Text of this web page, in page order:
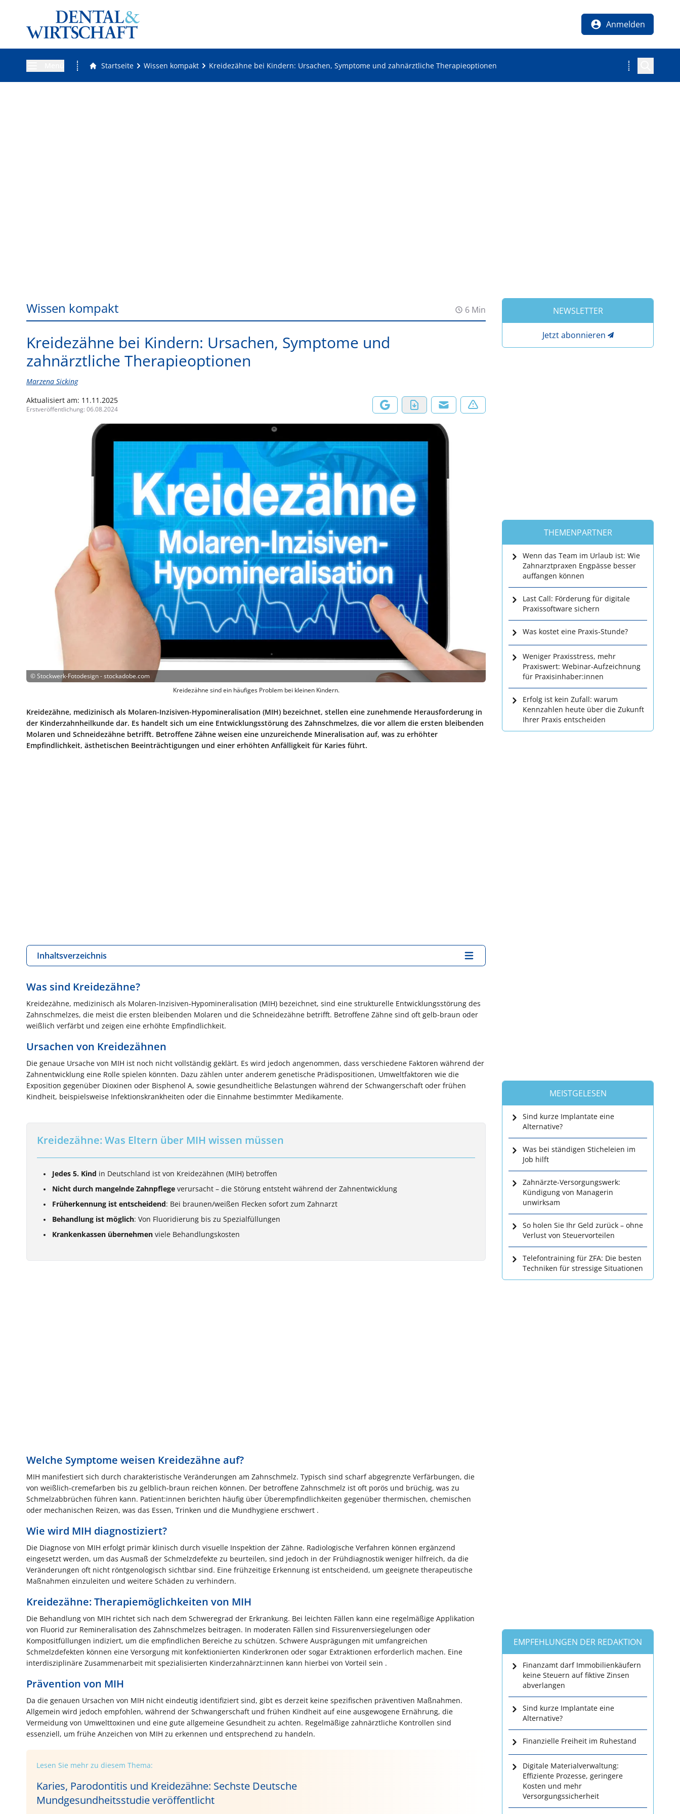
Anmelden
Startseite Wissen kompakt Kreidezähne bei Kindern: Ursachen, Symptome und zahnärztliche Therapieoptionen
Wissen kompakt 6 Min
Kreidezähne bei Kindern: Ursachen, Symptome und
zahnärztliche Therapieoptionen
Marzena Sicking
Aktualisiert am: 11.11.2025
Erstveröffentlichung: 06.08.2024
©Stockwerk-Fotodesign - stockadobe.com
Kreidezähne sind ein häufiges Problem bei kleinen Kindern.
Kreidezähne, medizinisch als Molaren-Inzisiven-Hypomineralisation (MIH) bezeichnet, stellen eine zunehmende Herausforderung in
der Kinderzahnheilkunde dar. Es handelt sich um eine Entwicklungsstörung des Zahnschmelzes, die vor allem die ersten bleibenden
Molaren und Schneidezähne betrifft. Betroffene Zähne weisen eine unzureichende Mineralisation auf, was zu erhöhter
Empfindlichkeit, ästhetischen Beeinträchtigungen und einer erhöhten Anfälligkeit für Karies führt.​
Inhaltsverzeichnis
Was sind Kreidezähne?
Kreidezähne, medizinisch als Molaren-Inzisiven-Hypomineralisation (MIH) bezeichnet, sind eine strukturelle Entwicklungsstörung des
Zahnschmelzes, die meist die ersten bleibenden Molaren und die Schneidezähne betrifft. Betroffene Zähne sind oft gelb-braun oder
weißlich verfärbt und zeigen eine erhöhte Empfindlichkeit.
Ursachen von Kreidezähnen
Die genaue Ursache von MIH ist noch nicht vollständig geklärt. Es wird jedoch angenommen, dass verschiedene Faktoren während der
Zahnentwicklung eine Rolle spielen könnten. Dazu zählen unter anderem genetische Prädispositionen, Umweltfaktoren wie die
Exposition gegenüber Dioxinen oder Bisphenol A, sowie gesundheitliche Belastungen während der Schwangerschaft oder frühen
Kindheit, beispielsweise Infektionskrankheiten oder die Einnahme bestimmter Medikamente.​
Kreidezähne: Was Eltern über MIH wissen müssen
Jedes 5. Kind in Deutschland ist von Kreidezähnen (MIH) betroffen
Nicht durch mangelnde Zahnpflege verursacht – die Störung entsteht während der Zahnentwicklung
Früherkennung ist entscheidend: Bei braunen/weißen Flecken sofort zum Zahnarzt
Behandlung ist möglich: Von Fluoridierung bis zu Spezialfüllungen
Krankenkassen übernehmen viele Behandlungskosten
Welche Symptome weisen Kreidezähne auf?
MIH manifestiert sich durch charakteristische Veränderungen am Zahnschmelz. Typisch sind scharf abgegrenzte Verfärbungen, die
von weißlich-cremefarben bis zu gelblich-braun reichen können. Der betroffene Zahnschmelz ist oft porös und brüchig, was zu
Schmelzabbrüchen führen kann. Patient:innen berichten häufig über Überempfindlichkeiten gegenüber thermischen, chemischen
oder mechanischen Reizen, was das Essen, Trinken und die Mundhygiene erschwert .​
Wie wird MIH diagnostiziert?
Die Diagnose von MIH erfolgt primär klinisch durch visuelle Inspektion der Zähne. Radiologische Verfahren können ergänzend
eingesetzt werden, um das Ausmaß der Schmelzdefekte zu beurteilen, sind jedoch in der Frühdiagnostik weniger hilfreich, da die
Veränderungen oft nicht röntgenologisch sichtbar sind. Eine frühzeitige Erkennung ist entscheidend, um geeignete therapeutische
Maßnahmen einzuleiten und weitere Schäden zu verhindern.​
Kreidezähne: Therapiemöglichkeiten von MIH
Die Behandlung von MIH richtet sich nach dem Schweregrad der Erkrankung. Bei leichten Fällen kann eine regelmäßige Applikation
von Fluorid zur Remineralisation des Zahnschmelzes beitragen. In moderaten Fällen sind Fissurenversiegelungen oder
Kompositfüllungen indiziert, um die empfindlichen Bereiche zu schützen. Schwere Ausprägungen mit umfangreichen
Schmelzdefekten können eine Versorgung mit konfektionierten Kinderkronen oder sogar Extraktionen erforderlich machen. Eine
interdisziplinäre Zusammenarbeit mit spezialisierten Kinderzahnärzt:innen kann hierbei von Vorteil sein .​
Prävention von MIH
Da die genauen Ursachen von MIH nicht eindeutig identifiziert sind, gibt es derzeit keine spezifischen präventiven Maßnahmen.
Allgemein wird jedoch empfohlen, während der Schwangerschaft und frühen Kindheit auf eine ausgewogene Ernährung, die
Vermeidung von Umwelttoxinen und eine gute allgemeine Gesundheit zu achten. Regelmäßige zahnärztliche Kontrollen sind
essenziell, um frühe Anzeichen von MIH zu erkennen und entsprechend zu handeln.
Lesen Sie mehr zu diesem Thema:
Karies, Parodontitis und Kreidezähne: Sechste Deutsche
Mundgesundheitsstudie veröffentlicht
NEWSLETTER
Jetzt abonnieren
THEMENPARTNER
Wenn das Team im Urlaub ist: Wie
Zahnarztpraxen Engpässe besser
auffangen können
Last Call: Förderung für digitale
Praxissoftware sichern
Was kostet eine Praxis-Stunde?
Weniger Praxisstress, mehr
Praxiswert: Webinar-Aufzeichnung
für Praxisinhaber:innen
Erfolg ist kein Zufall: warum
Kennzahlen heute über die Zukunft
Ihrer Praxis entscheiden
MEISTGELESEN
Sind kurze Implantate eine
Alternative?
Was bei ständigen Sticheleien im
Job hilft
Zahnärzte-Versorgungswerk:
Kündigung von Managerin
unwirksam
So holen Sie Ihr Geld zurück – ohne
Verlust von Steuervorteilen
Telefontraining für ZFA: Die besten
Techniken für stressige Situationen
EMPFEHLUNGEN DER REDAKTION
Finanzamt darf Immobilienkäufern
keine Steuern auf fiktive Zinsen
abverlangen
Sind kurze Implantate eine
Alternative?
Finanzielle Freiheit im Ruhestand
Digitale Materialverwaltung:
Effiziente Prozesse, geringere
Kosten und mehr
Versorgungssicherheit